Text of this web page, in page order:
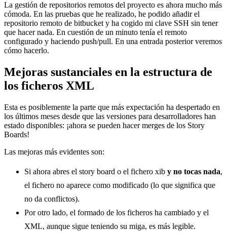
La gestión de repositorios remotos del proyecto es ahora mucho más
cómoda. En las pruebas que he realizado, he podido añadir el
repositorio remoto de bitbucket y ha cogido mi clave SSH sin tener
que hacer nada. En cuestión de un minuto tenía el remoto
configurado y haciendo push/pull. En una entrada posterior veremos
cómo hacerlo.
Mejoras sustanciales en la estructura de
los ficheros XML
Esta es posiblemente la parte que más expectación ha despertado en
los últimos meses desde que las versiones para desarrolladores han
estado disponibles: ¡ahora se pueden hacer merges de los Story
Boards!
Las mejoras más evidentes son:
Si ahora abres el story board o el fichero xib y no tocas nada,
el fichero no aparece como modificado (lo que significa que
no da conflictos).
Por otro lado, el formado de los ficheros ha cambiado y el
XML, aunque sigue teniendo su miga, es más legible.